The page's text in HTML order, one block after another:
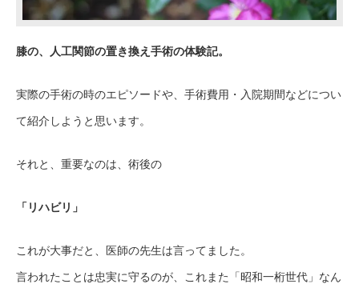
膝の、人工関節の置き換え手術の体験記。
実際の手術の時のエピソードや、手術費用・入院期間などについ
て紹介しようと思います。
それと、重要なのは、術後の
「リハビリ」
これが大事だと、医師の先生は言ってました。
言われたことは忠実に守るのが、これまた「昭和一桁世代」なん